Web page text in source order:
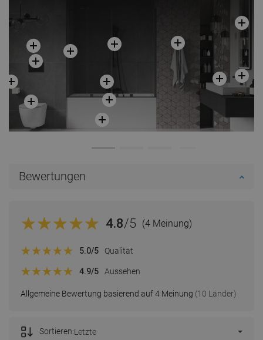
Bewertungen
4.8/5 (4 Meinung)
Allgemeine Bewertung basierend auf 4 Meinung (10 Länder)
5.0/5 Qualität
4.9/5 Aussehen
Sortieren:Letzte